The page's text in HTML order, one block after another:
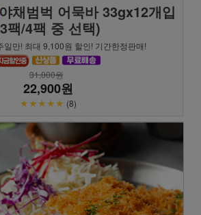
야채범벅 어묵바 33gx12개입
팩/4팩 중 선택)
만! 최대 9,100원 할인! 기간한정판매!
31,000원
22,900원
★★★★★ (8)